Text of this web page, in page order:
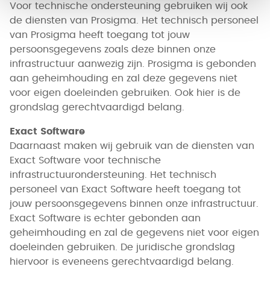
Voor technische ondersteuning gebruiken wij ook
de diensten van Prosigma. Het technisch personeel
van Prosigma heeft toegang tot jouw
persoonsgegevens zoals deze binnen onze
infrastructuur aanwezig zijn. Prosigma is gebonden
aan geheimhouding en zal deze gegevens niet
voor eigen doeleinden gebruiken. Ook hier is de
grondslag gerechtvaardigd belang.
Exact Software
Daarnaast maken wij gebruik van de diensten van
Exact Software voor technische
infrastructuurondersteuning. Het technisch
personeel van Exact Software heeft toegang tot
jouw persoonsgegevens binnen onze infrastructuur.
Exact Software is echter gebonden aan
geheimhouding en zal de gegevens niet voor eigen
doeleinden gebruiken. De juridische grondslag
hiervoor is eveneens gerechtvaardigd belang.